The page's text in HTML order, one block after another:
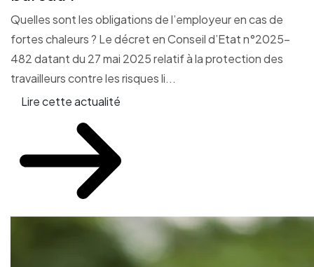
Quelles sont les obligations de l’employeur en cas de
fortes chaleurs ? Le décret en Conseil d’Etat n°2025-
482 datant du 27 mai 2025 relatif à la protection des
travailleurs contre les risques li...
Lire cette actualité